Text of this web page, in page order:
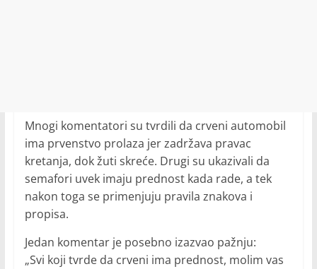
Mnogi komentatori su tvrdili da crveni automobil
ima prvenstvo prolaza jer zadržava pravac
kretanja, dok žuti skreće. Drugi su ukazivali da
semafori uvek imaju prednost kada rade, a tek
nakon toga se primenjuju pravila znakova i
propisa.
Jedan komentar je posebno izazvao pažnju:
„Svi koji tvrde da crveni ima prednost, molim vas